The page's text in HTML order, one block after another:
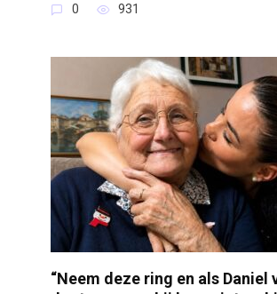
0 931
“Neem deze ring en als Daniel